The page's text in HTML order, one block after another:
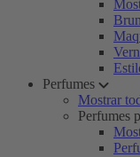
Perfumes
Mostrar
Perfumes